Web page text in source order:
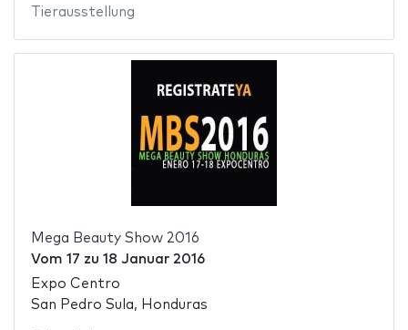
Tierausstellung
Mega Beauty Show 2016
Vom 17 zu 18 Januar 2016
Expo Centro
San Pedro Sula, Honduras